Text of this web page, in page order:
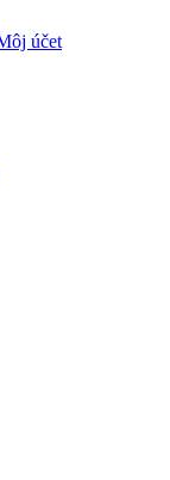
účet